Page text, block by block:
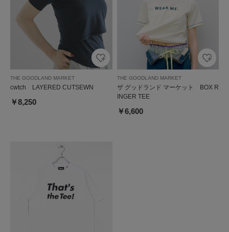
THE GOODLAND MARKET
cwtch LAYERED CUTSEWN
￥8,250
THE GOODLAND MARKET
ザ グッドランド マーケット BOX R
INGER TEE
￥6,600